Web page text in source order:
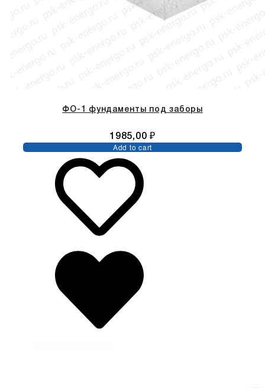
ФО-1 фундаменты под заборы
1985,00₽
Add to cart